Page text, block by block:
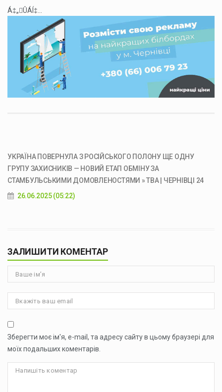
Á‡„ÛÁÍ‡...
УКРАЇНА ПОВЕРНУЛА З РОСІЙСЬКОГО ПОЛОНУ ЩЕ ОДНУ
ГРУПУ ЗАХИСНИКІВ — НОВИЙ ЕТАП ОБМІНУ ЗА
СТАМБУЛЬСЬКИМИ ДОМОВЛЕНОСТЯМИ » ТВА | ЧЕРНІВЦІ 24
26.06.2025 (05:22)
ЗАЛИШИТИ КОМЕНТАР
Зберегти моє ім'я, e-mail, та адресу сайту в цьому браузері для
моїх подальших коментарів.